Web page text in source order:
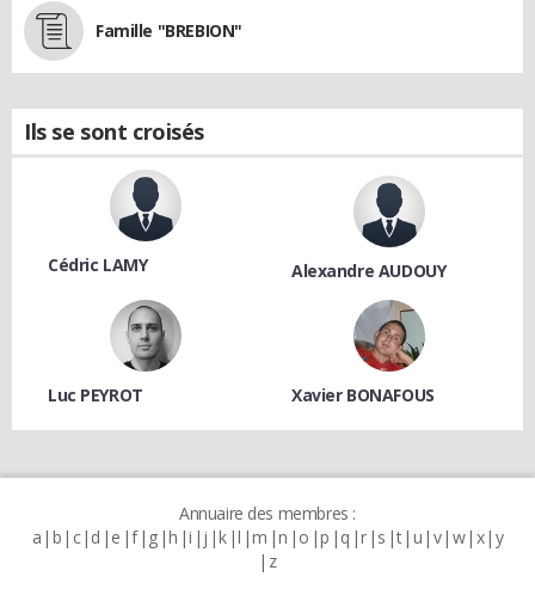
Famille "BREBION"
Ils se sont croisés
Cédric LAMY Alexandre AUDOUY
Luc PEYROT Xavier BONAFOUS
Annuaire des membres :
a b c d e f g h i j k l m n o p q r s t u v w x y
z